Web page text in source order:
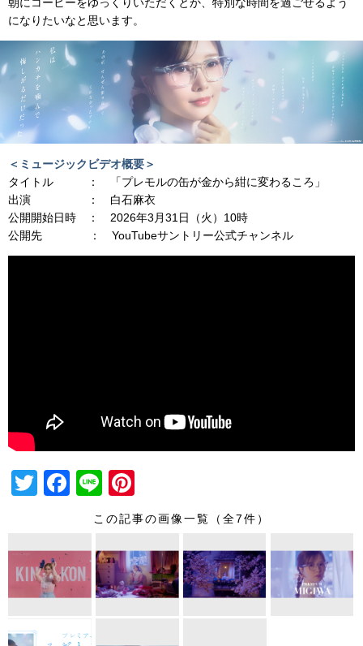
朝にコーヒーをゆっくりいただくとか、特別な時間を過ごせるよう
になりたいなと思います。
＜ミュージックビデオ概要＞
タイトル ： 「プレモルの缶が金から紺に変わるころ」
出演 ： 白石麻衣
公開開始日時 ： 2026年3月31日（火）10時
公開先 ： YouTubeサントリー公式チャンネル
T
er
F
e
b
o
Li
n
nt
er
e
st
この記事の画像一覧（全7件）